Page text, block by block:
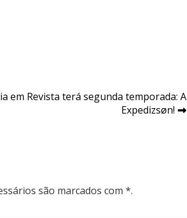
em Revista terá segunda temporada: A
Expedizsøn!
são marcados com *.